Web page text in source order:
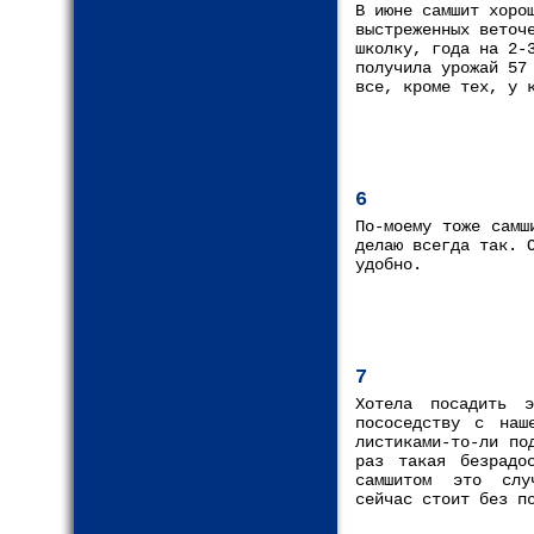
В июне самшит
выстреженных
школку, года на 2-
получила урожай
все, кроме тех, у
6
По-моему тоже
делаю всегда так.
удобно.
7
Хотела посадить
пососедству с
листиками-то-ли
раз такая
самшитом это
сейчас стоит без